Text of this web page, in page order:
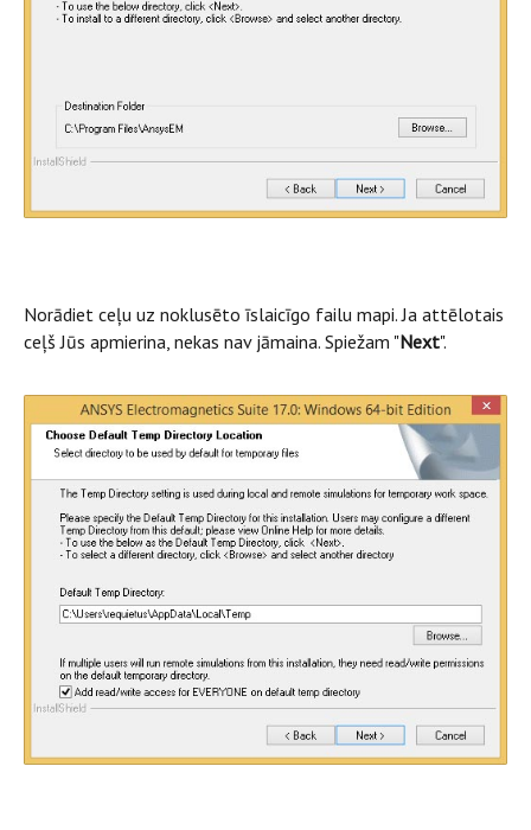
Norādiet ceļu uz noklusēto īslaicīgo failu mapi. Ja attēlotais
ceļš Jūs apmierina, nekas nav jāmaina. Spiežam "Next".